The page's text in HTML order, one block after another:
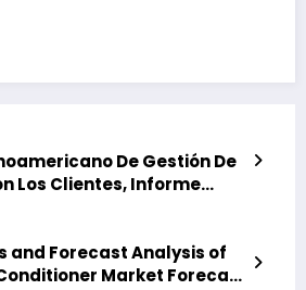
De Gestión De
Los Clientes, Informe
and Forecast Analysis of
Market Forecast